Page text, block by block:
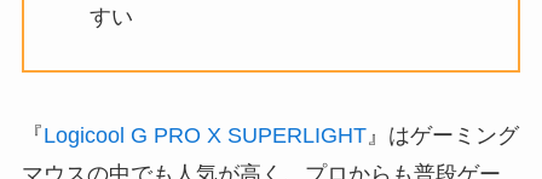
すい
『Logicool G PRO X SUPERLIGHT』はゲーミング